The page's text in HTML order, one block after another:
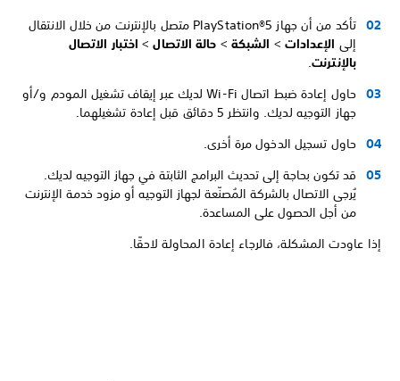
تأكد من أن جهاز PlayStation®5 متصل بالإنترنت من خلال الانتقال
إلى الإعدادات > الشبكة > حالة الاتصال> اختبار الاتصال
بالإنترنت.
حاول إعادة ضبط اتصال Wi-Fi لديك عبر إيقاف تشغيل المودم و/أو
جهاز التوجيه لديك. وانتظر 5 دقائق قبل إعادة تشغيلهما.
حاول تسجيل الدخول مرة أخرى.
قد تكون بحاجة إلى تحديث البرامج الثابتة في جهاز التوجيه لديك.
يُرجى الاتصال بالشركة المُصنّعة لجهاز التوجيه أو مزود خدمة الإنترنت
من أجل الحصول على المساعدة.
إذا عاودت المشكلة، فالرجاء إعادة المحاولة لاحقًا.